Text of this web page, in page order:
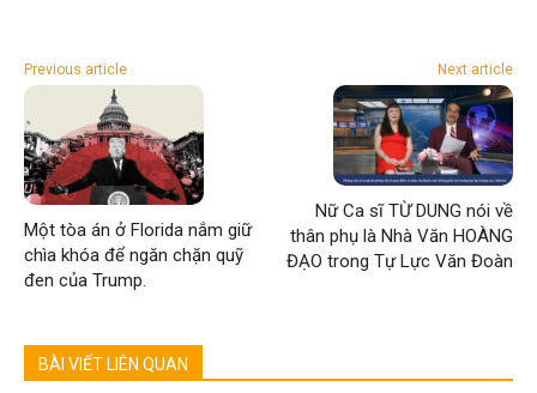
Previous article
Một tòa án ở Florida nắm giữ
chìa khóa để ngăn chặn quỹ
đen của Trump.
Next article
Nữ Ca sĩ TỪ DUNG nói về
thân phụ là Nhà Văn HOÀNG
ĐẠO trong Tự Lực Văn Đoàn
BÀI VIẾT LIÊN QUAN